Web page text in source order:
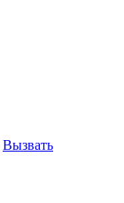
Вызвать